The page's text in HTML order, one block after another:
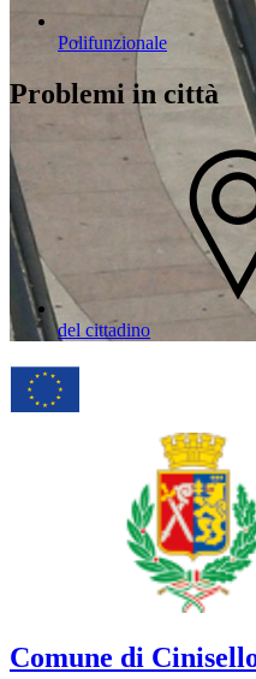
Polifunzionale
Problemi in città
del cittadino
Comune di